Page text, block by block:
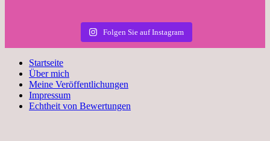
Folgen Sie auf Instagram
Startseite
Über mich
Meine Veröffentlichungen
Impressum
Echtheit von Bewertungen